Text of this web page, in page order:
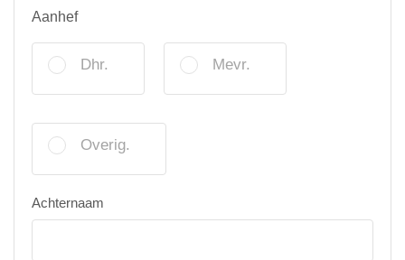
Aanhef
Dhr. Mevr.
Overig.
Achternaam